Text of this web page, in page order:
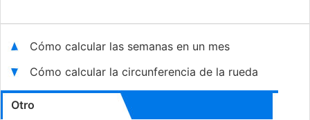
Cómo calcular las semanas en un mes
Cómo calcular la circunferencia de la rueda
Otro